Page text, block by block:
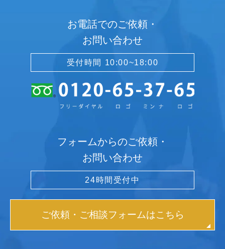
お電話でのご依頼・
お問い合わせ
受付時間 10:00~18:00
フォームからのご依頼・
お問い合わせ
24時間受付中
ご依頼・ご相談フォームはこちら